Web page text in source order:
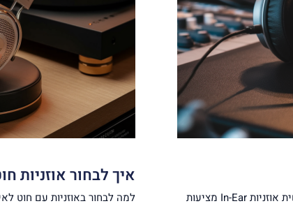
למה לבחור באוזניות In-Ear? נוחות והתאמה אישית אוזניות In-Ear מציעות
איך לבחור אוזניות
למה לבחור באוזניות עם חוט